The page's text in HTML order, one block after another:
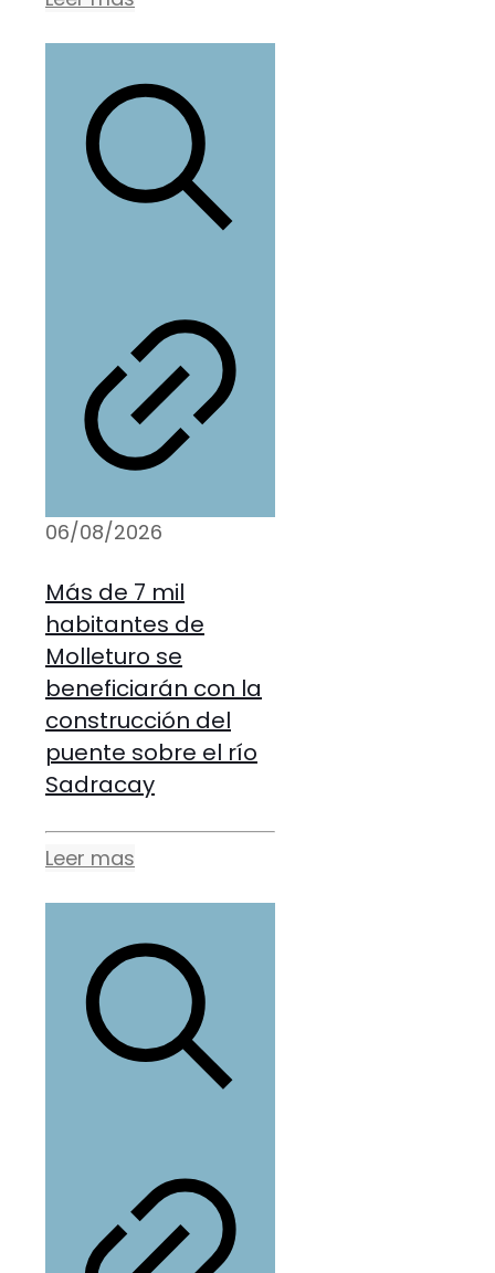
06/08/2026
Más de 7 mil
habitantes de
Molleturo se
beneficiarán con la
construcción del
puente sobre el río
Sadracay
Leer mas